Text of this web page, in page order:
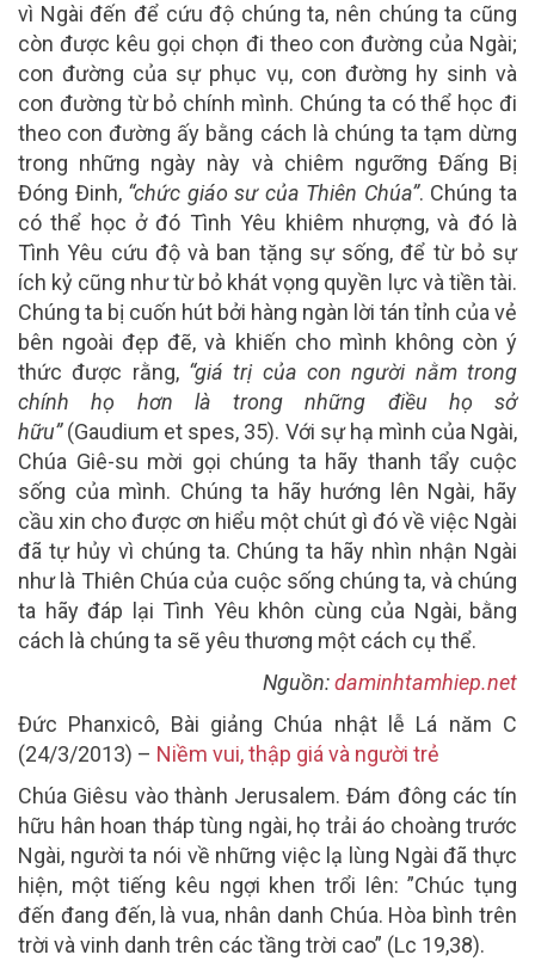
vì Ngài đến để cứu độ chúng ta, nên chúng ta cũng
còn được kêu gọi chọn đi theo con đường của Ngài;
con đường của sự phục vụ, con đường hy sinh và
con đường từ bỏ chính mình. Chúng ta có thể học đi
theo con đường ấy bằng cách là chúng ta tạm dừng
trong những ngày này và chiêm ngưỡng Đấng Bị
Đóng Đinh, “chức giáo sư của Thiên Chúa”. Chúng ta
có thể học ở đó Tình Yêu khiêm nhượng, và đó là
Tình Yêu cứu độ và ban tặng sự sống, để từ bỏ sự
ích kỷ cũng như từ bỏ khát vọng quyền lực và tiền tài.
Chúng ta bị cuốn hút bởi hàng ngàn lời tán tỉnh của vẻ
bên ngoài đẹp đẽ, và khiến cho mình không còn ý
thức được rằng, “giá trị của con người nằm trong
chính họ hơn là trong những điều họ sở
hữu”(Gaudium et spes, 35). Với sự hạ mình của Ngài,
Chúa Giê-su mời gọi chúng ta hãy thanh tẩy cuộc
sống của mình. Chúng ta hãy hướng lên Ngài, hãy
cầu xin cho được ơn hiểu một chút gì đó về việc Ngài
đã tự hủy vì chúng ta. Chúng ta hãy nhìn nhận Ngài
như là Thiên Chúa của cuộc sống chúng ta, và chúng
ta hãy đáp lại Tình Yêu khôn cùng của Ngài, bằng
cách là chúng ta sẽ yêu thương một cách cụ thể.
Nguồn:daminhtamhiep.net
Đức Phanxicô, Bài giảng Chúa nhật lễ Lá năm C
(24/3/2013) – Niềm vui, thập giá và người trẻ
Chúa Giêsu vào thành Jerusalem. Đám đông các tín
hữu hân hoan tháp tùng ngài, họ trải áo choàng trước
Ngài, người ta nói về những việc lạ lùng Ngài đã thực
hiện, một tiếng kêu ngợi khen trổi lên: ”Chúc tụng
đến đang đến, là vua, nhân danh Chúa. Hòa bình trên
trời và vinh danh trên các tầng trời cao” (Lc 19,38).